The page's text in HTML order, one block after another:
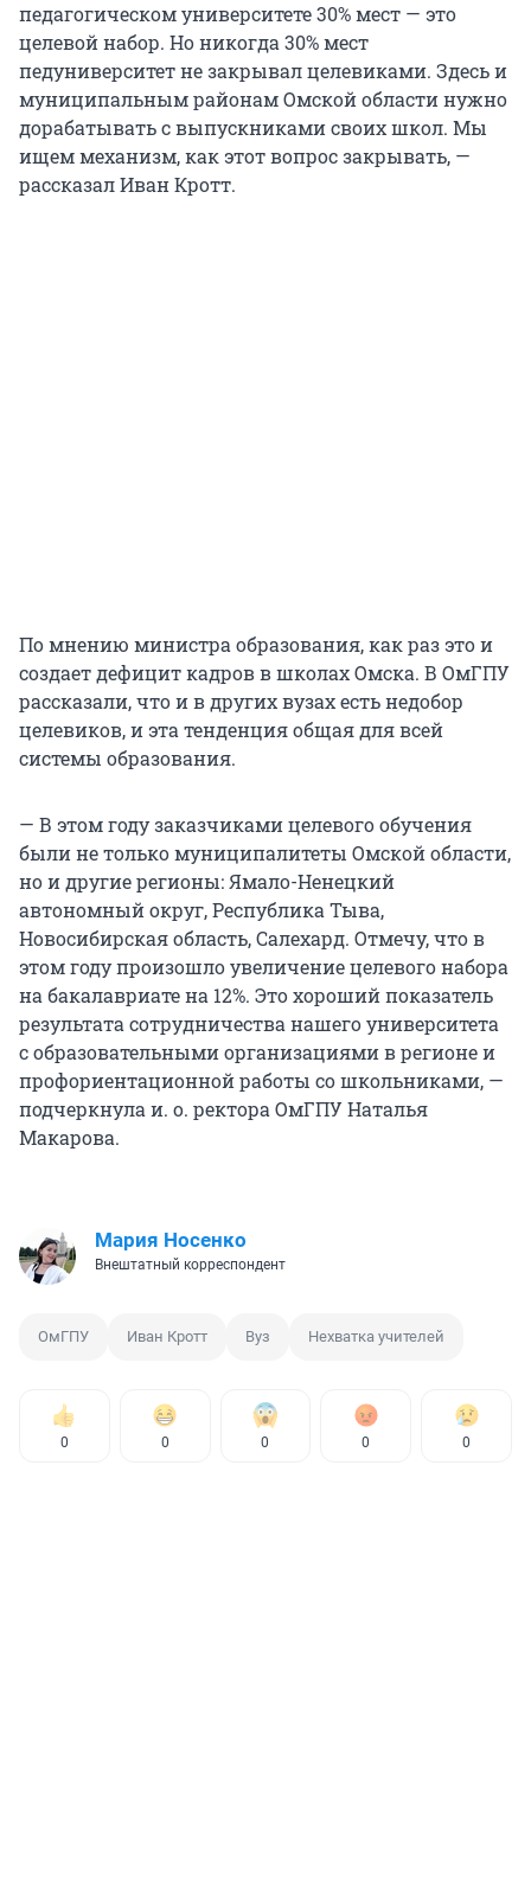
педагогическом университете 30% мест — это
целевой набор. Но никогда 30% мест
педуниверситет не закрывал целевиками. Здесь и
муниципальным районам Омской области нужно
дорабатывать с выпускниками своих школ. Мы
ищем механизм, как этот вопрос закрывать, —
рассказал Иван Кротт.
По мнению министра образования, как раз это и
создает дефицит кадров в школах Омска. В ОмГПУ
рассказали, что и в других вузах есть недобор
целевиков, и эта тенденция общая для всей
системы образования.
— В этом году заказчиками целевого обучения
были не только муниципалитеты Омской области,
но и другие регионы: Ямало-Ненецкий
автономный округ, Республика Тыва,
Новосибирская область, Салехард. Отмечу, что в
этом году произошло увеличение целевого набора
на бакалавриате на 12%. Это хороший показатель
результата сотрудничества нашего университета
с образовательными организациями в регионе и
профориентационной работы со школьниками, —
подчеркнула и. о. ректора ОмГПУ Наталья
Макарова.
Мария Носенко
Внештатный корреспондент
ОмГПУ Иван Кротт Вуз Нехватка учителей
0 0 0 0 0